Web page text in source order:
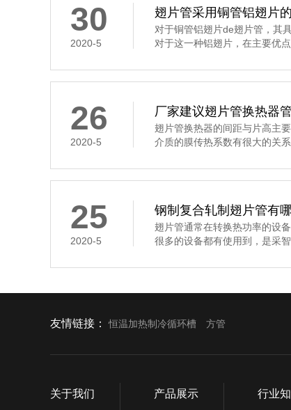
30
2020-5
翅片管采用铜管铝翅片
对于铜管铝翅片de翅片管，其
对于这一种铝翅片，在主要优
26
2020-5
厂家建议翅片管换热器
翅片管换热器的间距与片高主
介质的膜传热系数有很大的关
25
2020-5
钢制复合轧制翅片管有
翅片管通常在转换热功率的设
很多的设备都有使用到，是采
友情链接： 恒温加热制冷循环槽 方管
关于我们 产品展示 行业